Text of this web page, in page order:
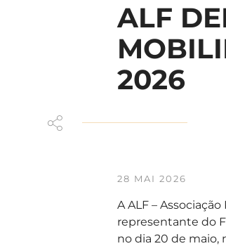
ALF
2026
28 MAI 2026
A ALF –
representante do
no dia 20 de maio,